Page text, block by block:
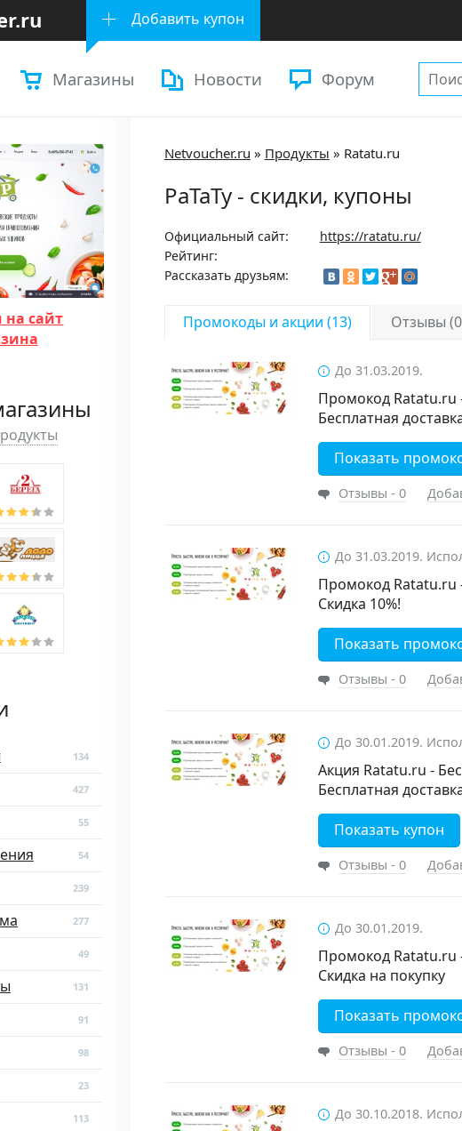
Добавить купон
Магазины Новости Форум
Netvoucher.ru » Продукты » Ratatu.ru
РаТаТу - скидки, купоны
Официальный сайт:
https://ratatu.ru/
Рейтинг:
Рассказать друзьям:
Промокоды и акции (13) Отзывы
До 31.03.2019.
Промокод Ratatu.ru
Бесплатная
Показать
Отзывы - 0
До 31.03.2019.
Промокод Ratatu.ru
Скидка 10%!
Показать
Отзывы - 0
До 30.01.2019.
Акция Ratatu.ru -
Бесплатная
Показать купон
Отзывы - 0
До 30.01.2019.
Промокод Ratatu.ru
Скидка на покупку
Показать
Отзывы - 0
До 30.10.2018.
на сайт
134
427
55
54
239
277
49
131
91
98
23
113